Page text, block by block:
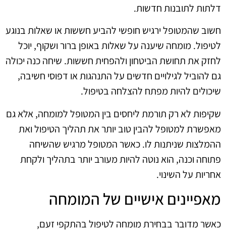
דלתות לתובנות חדשות.
חשוב שהמטופל ירגיש חופשי להביע חששות או שאלות בנוגע
לטיפול. מומחה שיענה על שאלות באופן ברור ושקוף, יוכל
לחזק את תחושת הביטחון ולהפחית חששות. שיחה כנה יכולה
גם להוביל לגילויים חדשים על התנהגות או דפוסי חשיבה,
שיכולים להיות מפתח להצלחה בטיפול.
שקיפות לא רק תורמת ליחסים בין המטופל למומחה, אלא גם
מאפשרת למטופל להבין טוב יותר את תהליך הטיפול ואת
ההמלצות שניתנות לו. כאשר המטופל מרגיש שהשיחה
פתוחה וכנה, הוא נוטה להיות מעורב יותר בתהליך ולקחת
אחריות על השינוי.
מאפיינים אישיים של המומחה
כאשר מדובר בבחירת מומחה לטיפול בהתקפי זעם,